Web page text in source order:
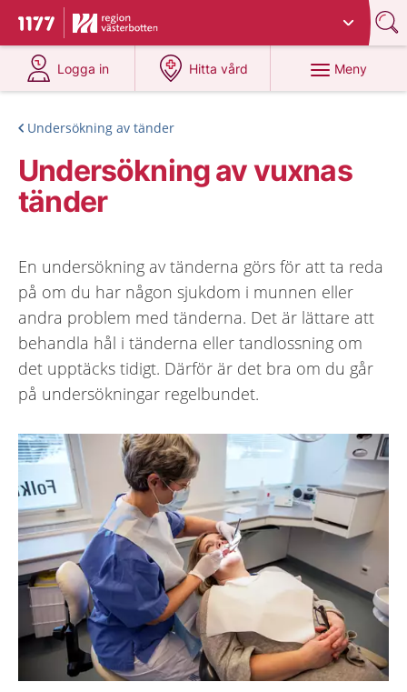
Till startsidan för 1177
Du har valt region
Logga in
på 1177.se
Hitta vård
på 1177.se
Meny
Undersökning av tänder
Undersökning av vuxnas
tänder
En undersökning av tänderna görs för att ta reda
på om du har någon sjukdom i munnen eller
andra problem med tänderna. Det är lättare att
behandla hål i tänderna eller tandlossning om
det upptäcks tidigt. Därför är det bra om du går
på undersökningar regelbundet.